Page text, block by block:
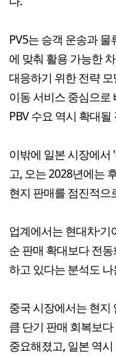
PV5는 승객 운송과 물
에 맞춰 활용 가능한
대응하기 위한 전략
이동 서비스 중심으로
PBV 수요 역시 확대
이밖에 일본 시장에서
고, 오는 2028년에는
현지 판매를 점진적으
업계에서는 현대차·
순 판매 확대보다 전
하고 있다는 분석도
중국 시장에서는 현지
큼 단기 판매 회복보
중요해졌고, 일본 역